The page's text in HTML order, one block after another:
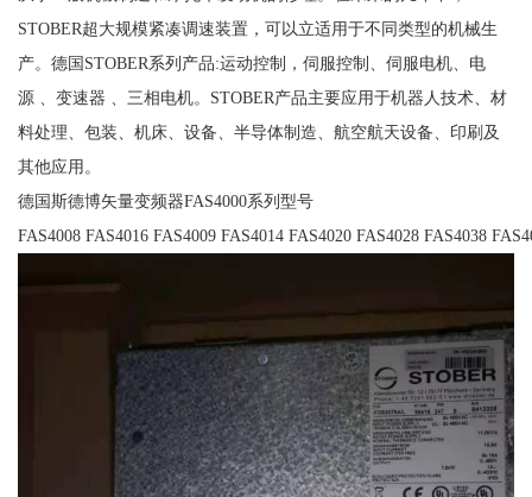
STOBER超大规模紧凑调速装置，可以立适用于不同类型的机械生
产。德国STOBER系列产品:运动控制，伺服控制、伺服电机、电
源 、变速器 、三相电机。STOBER产品主要应用于机器人技术、材
料处理、包装、机床、设备、半导体制造、航空航天设备、印刷及
其他应用。
德国斯德博矢量变频器FAS4000系列型号
FAS4008 FAS4016 FAS4009 FAS4014 FAS4020 FAS4028 FAS4038